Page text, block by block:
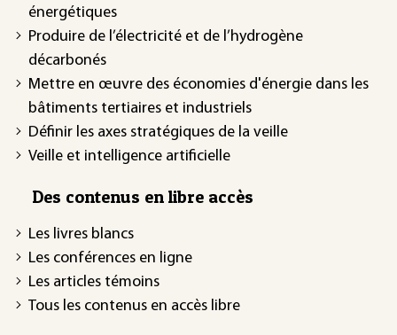
énergétiques
Produire de l’électricité et de l’hydrogène
décarbonés
Mettre en œuvre des économies d'énergie dans les
bâtiments tertiaires et industriels
Définir les axes stratégiques de la veille
Veille et intelligence artificielle
Des contenus en libre accès
Les livres blancs
Les conférences en ligne
Les articles témoins
Tous les contenus en accès libre